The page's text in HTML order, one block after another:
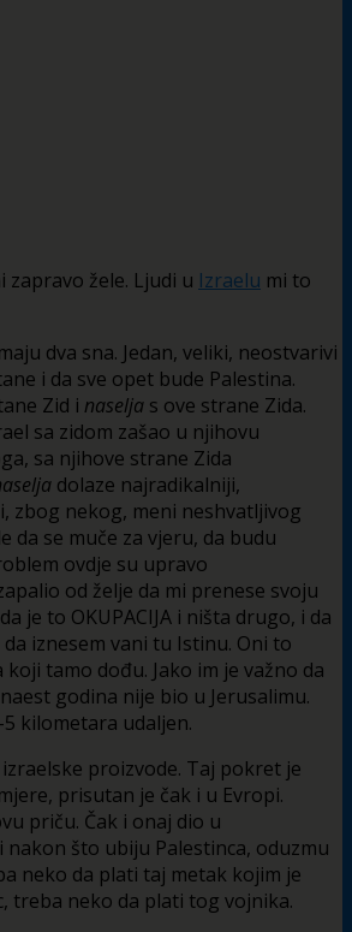
zapravo žele. Ljudi u Izraelu mi to
dva sna. Jedan, veliki, neostvarivi
i da sve opet bude Palestina.
Zid i naselja s ove strane Zida.
sa zidom zašao u njihovu
sa njihove strane Zida
dolaze najradikalniji,
zbog nekog, meni neshvatljivog
da se muče za vjeru, da budu
ovdje su upravo
od želje da mi prenese svoju
je to OKUPACIJA i ništa drugo, i da
iznesem vani tu Istinu. Oni to
tamo dođu. Jako im je važno da
godina nije bio u Jerusalimu.
5 kilometara udaljen.
proizvode. Taj pokret je
prisutan je čak i u Evropi.
priču. Čak i onaj dio u
nakon što ubiju Palestinca, oduzmu
neko da plati taj metak kojim je
treba neko da plati tog vojnika.